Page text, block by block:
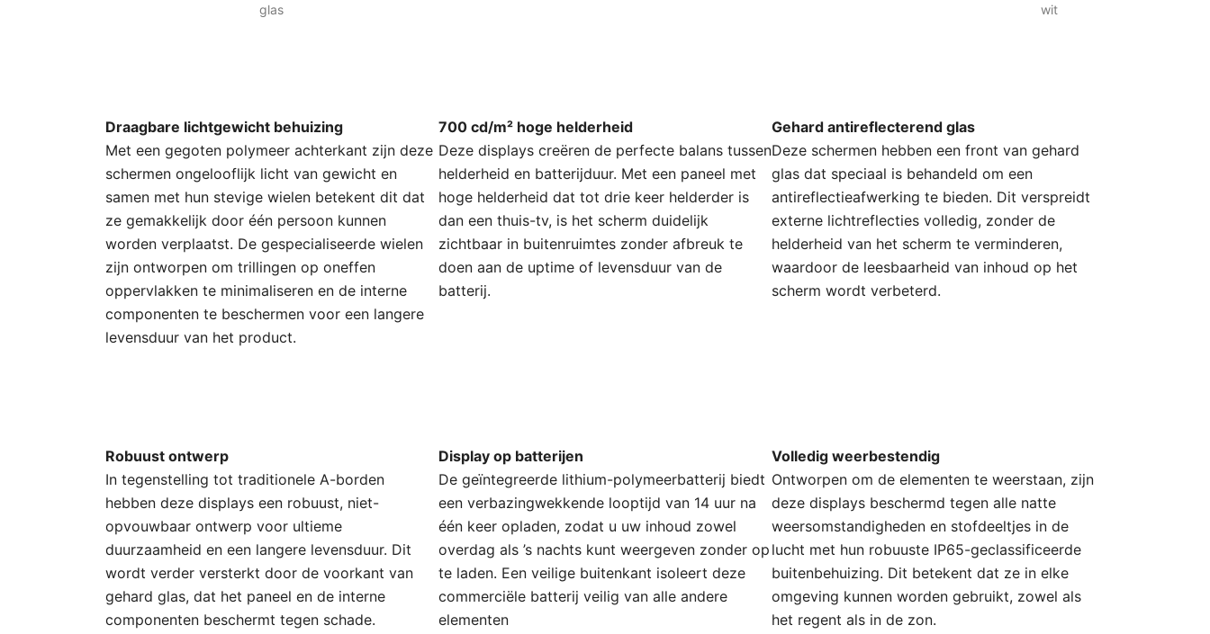
glas
wit
Draagbare lichtgewicht behuizing
Met een gegoten polymeer achterkant zijn deze
schermen ongelooflijk licht van gewicht en
samen met hun stevige wielen betekent dit dat
ze gemakkelijk door één persoon kunnen
worden verplaatst. De gespecialiseerde wielen
zijn ontworpen om trillingen op oneffen
oppervlakken te minimaliseren en de interne
componenten te beschermen voor een langere
levensduur van het product.
700 cd/m² hoge helderheid
Deze displays creëren de perfecte balans tussen
helderheid en batterijduur. Met een paneel met
hoge helderheid dat tot drie keer helderder is
dan een thuis-tv, is het scherm duidelijk
zichtbaar in buitenruimtes zonder afbreuk te
doen aan de uptime of levensduur van de
batterij.
Gehard antireflecterend glas
Deze schermen hebben een front van gehard
glas dat speciaal is behandeld om een
antireflectieafwerking te bieden. Dit verspreidt
externe lichtreflecties volledig, zonder de
helderheid van het scherm te verminderen,
waardoor de leesbaarheid van inhoud op het
scherm wordt verbeterd.
Robuust ontwerp
In tegenstelling tot traditionele A-borden
hebben deze displays een robuust, niet-
opvouwbaar ontwerp voor ultieme
duurzaamheid en een langere levensduur. Dit
wordt verder versterkt door de voorkant van
gehard glas, dat het paneel en de interne
componenten beschermt tegen schade.
Display op batterijen
De geïntegreerde lithium-polymeerbatterij biedt
een verbazingwekkende looptijd van 14 uur na
één keer opladen, zodat u uw inhoud zowel
overdag als ’s nachts kunt weergeven zonder op
te laden. Een veilige buitenkant isoleert deze
commerciële batterij veilig van alle andere
elementen
Volledig weerbestendig
Ontworpen om de elementen te weerstaan, zijn
deze displays beschermd tegen alle natte
weersomstandigheden en stofdeeltjes in de
lucht met hun robuuste IP65-geclassificeerde
buitenbehuizing. Dit betekent dat ze in elke
omgeving kunnen worden gebruikt, zowel als
het regent als in de zon.